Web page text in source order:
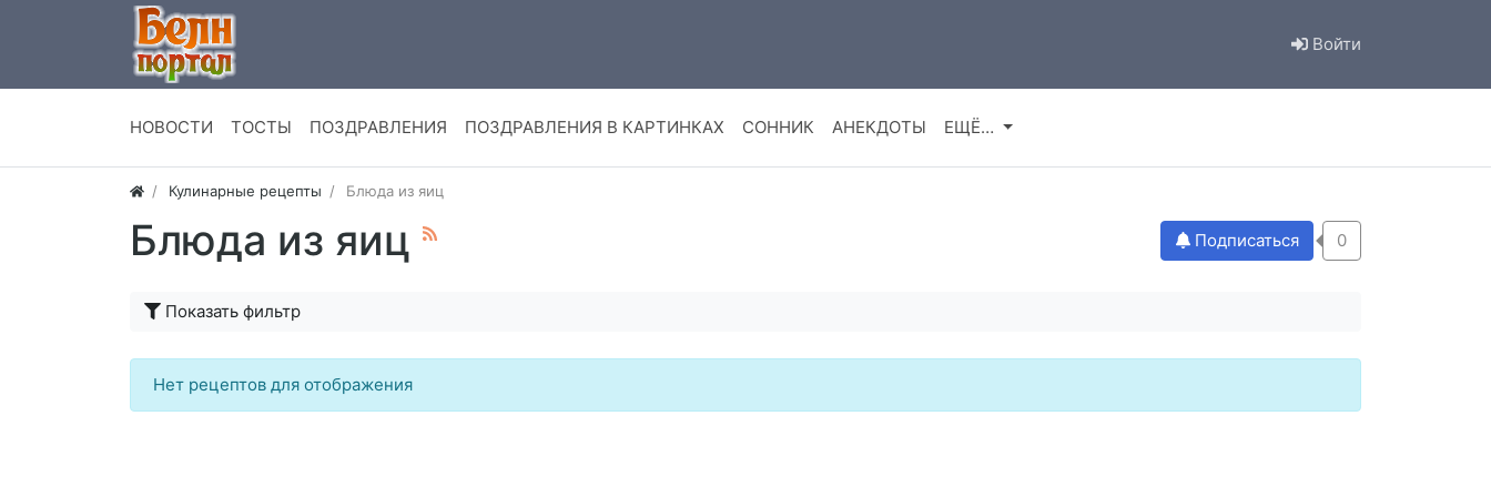
Войти
НОВОСТИ ТОСТЫ ПОЗДРАВЛЕНИЯ ПОЗДРАВЛЕНИЯ В КАРТИНКАХ СОННИК АНЕКДОТЫ ЕЩЁ…
Кулинарные рецепты Блюда из яиц
Блюда из яиц Подписаться 0
Показать фильтр
Нет рецептов для отображения